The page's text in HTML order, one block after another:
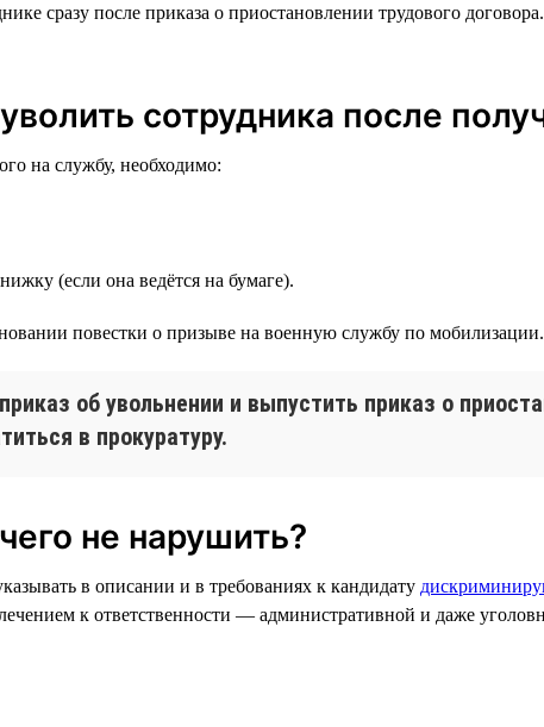
сразу после приказа о приостановлении трудового
сотрудника после
на службу, необходимо:
(если она ведётся на бумаге).
повестки о призыве на военную службу по мобилизации.
об увольнении и выпустить приказ о
в прокуратуру.
не нарушить?
в описании и в требованиях к кандидату
к ответственности — административной и даже